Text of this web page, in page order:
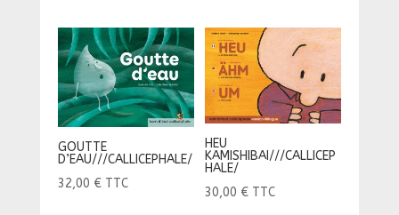
GOUTTE
D’EAU///CALLICEPHALE/
32,00 € TTC
HEU
KAMISHIBAI///CALLICEP
HALE/
30,00 € TTC